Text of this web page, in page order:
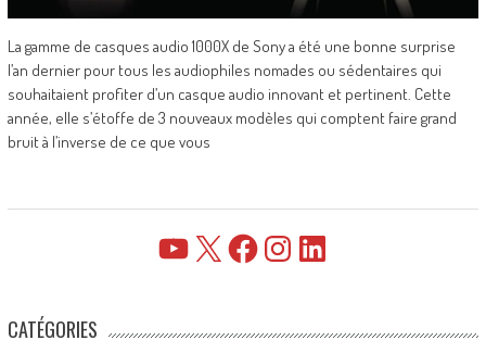
La gamme de casques audio 1000X de Sony a été une bonne surprise
l’an dernier pour tous les audiophiles nomades ou sédentaires qui
souhaitaient profiter d’un casque audio innovant et pertinent. Cette
année, elle s’étoffe de 3 nouveaux modèles qui comptent faire grand
bruit à l’inverse de ce que vous
YouTube FacebookInstagramLinkedIn
CATÉGORIES